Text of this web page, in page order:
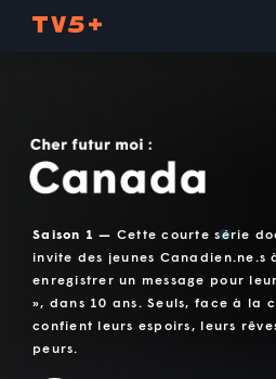
Saison 1 — Cette courte série
invite des jeunes Canadien.ne.s
enregistrer un message pour
», dans 10 ans. Seuls, face à la
confient leurs espoirs, leurs
peurs.